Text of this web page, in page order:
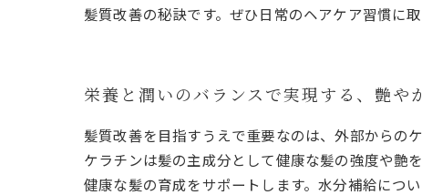
髪質改善の秘訣です。ぜひ日常のヘアケア習慣に
栄養と潤いのバランスで実現する、艶や
髪質改善を目指すうえで重要なのは、外部からの
ケラチンは髪の主成分として健康な髪の強度や艶
健康な髪の育成をサポートします。水分補給につ